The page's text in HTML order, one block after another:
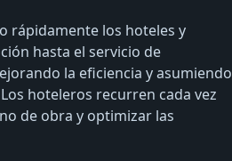
rápidamente los hoteles y
hasta el servicio de
la eficiencia y asumiendo
hoteleros recurren cada vez
de obra y optimizar las